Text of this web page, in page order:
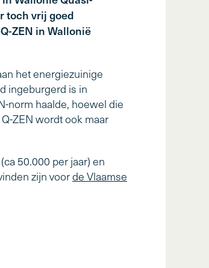
toch vrij goed
ZEN in Wallonië
het energiezuinige
ingeburgerd is in
norm haalde, hoewel die
ZEN wordt ook maar
50.000 per jaar) en
zijn voorde Vlaamse